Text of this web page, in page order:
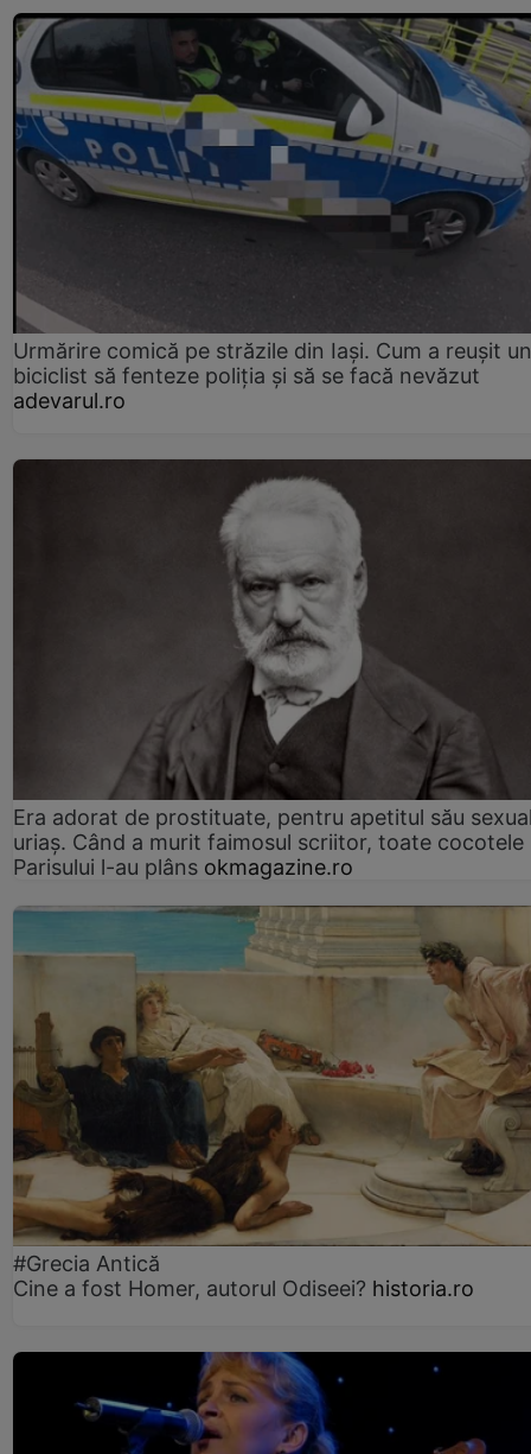
Urmărire comică pe străzile din Iași. Cum a reușit un
biciclist să fenteze poliția și să se facă nevăzut
adevarul.ro
Era adorat de prostituate, pentru apetitul său
uriaș. Când a murit faimosul scriitor, toate cocotele
Parisului l-au plâns okmagazine.ro
#Grecia Antică
Cine a fost Homer, autorul Odiseei? historia.ro